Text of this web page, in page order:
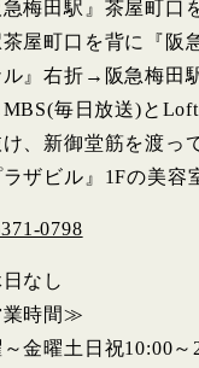
急梅田駅』茶屋町口
茶屋町口を背に『阪
ル』右折→阪急梅田
毎日放送)と
け、新御堂筋を渡っ
ラザビル』1Fの美容
0798
なし
時間≫
～金曜土日祝10:00～